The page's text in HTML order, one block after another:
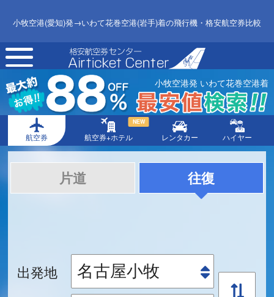
小牧空港(愛知)発→いわて花巻空港(岩手)着の飛行機・格安航空券比較
toggle
navigation
小牧空港発 いわて花巻空港着
航空券 航空券+ホテル
NEW
レンタカー ハイヤー
片道 往復
出発地